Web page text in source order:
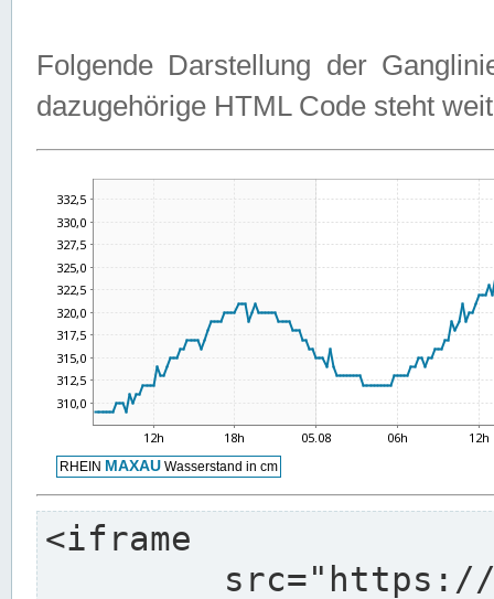
Folgende Darstellung der
dazugehörige HTML Code steht
<iframe